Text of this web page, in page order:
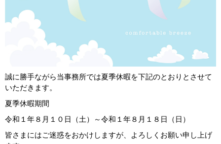
誠に勝手ながら当事務所では夏季休暇を下記のとおりとさせて
いただきます。
夏季休暇期間
令和１年８月１０日（土）～令和１年８月１８日（日）
皆さまにはご迷惑をおかけしますが、よろしくお願い申し上げ